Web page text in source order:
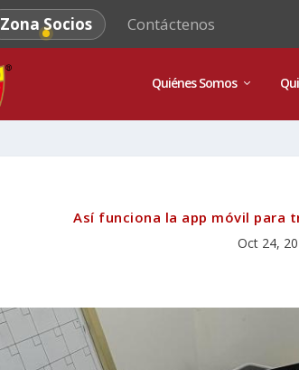
Zona Socios Contáctenos
Quiénes Somos
Así funciona la app móvil para
Oct 24,